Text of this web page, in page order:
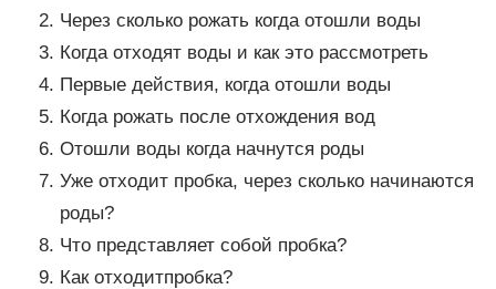
Через сколько рожать когда отошли воды
Когда отходят воды и как это рассмотреть
Первые действия, когда отошли воды
Когда рожать после отхождения вод
Отошли воды когда начнутся роды
Уже отходит пробка, через сколько начинаются
роды?
Что представляет собой пробка?
Как отходитпробка?